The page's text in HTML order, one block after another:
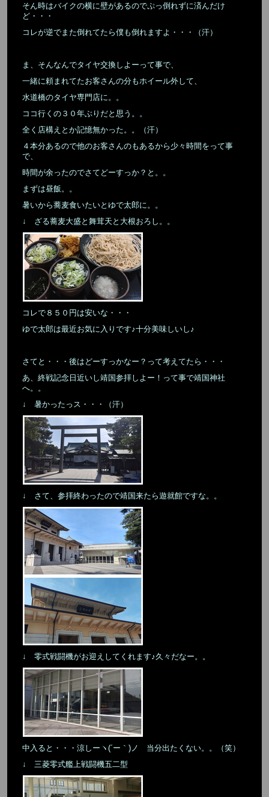
そん時はバイクの横に壁があるのでぷっ倒れずに済んだけ
ど・・・
コレが逆でまた倒れてたら僕も倒れますよ・・・（汗）
ま、そんなんでタイヤ交換しよーって事で、
一緒に頼まれてたお客さんの分もホイール外して、
水道橋のタイヤ専門店に。。
ココ行くの３０年ぶりだと思う。。
全く店構えとか記憶無かった。。（汗）
４本分あるので他のお客さんのもあるから少々時間をって事
で、
時間が余ったのでさてどーすっか？と。。
まずは昼飯。。
暑いから蕎麦食いたいとゆで太郎に。。
↓ ざる蕎麦大盛と舞茸天と大根おろし。。
コレで８５０円は安いな・・・
ゆで太郎は最近お気に入りです♪十分美味しいし♪
さてと・・・後はどーすっかなー？って考えてたら・・・
あ、終戦記念日近いし靖国参拝しよー！って事で靖国神社
へ。。
↓ 暑かったっス・・・（汗）
↓ さて、参拝終わったので靖国来たら遊就館ですな。。
↓ 零式戦闘機がお迎えしてくれます♪久々だなー。。
中入ると・・・涼しーヽ(´ー｀)ノ 当分出たくない。。（笑）
↓ 三菱零式艦上戦闘機五二型